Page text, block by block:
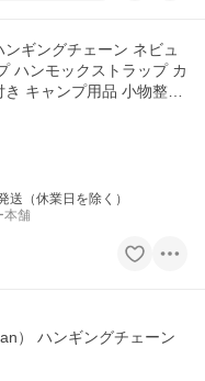
ギングチェーン ネビュ
ハンモックストラップ カ
キャンプ用品 小物整理
送（休業日を除く）
本舗
） ハンギングチェーン